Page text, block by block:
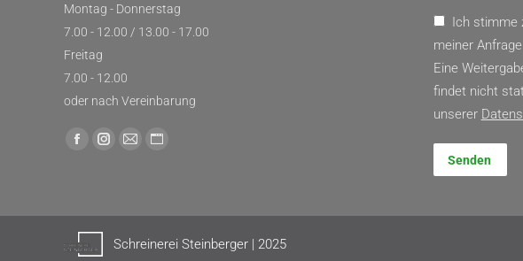
Montag - Donnerstag
7.00 - 12.00 / 13.00 - 17.00
Freitag
7.00 - 12.00
oder nach Vereinbarung
Finden Sie uns auf:
Facebook
in
new
Instagram
in
new
E-
opens
in
Website
in
new
Ich stimme
meiner
Eine
findet nicht
unserer
Senden
Schreinerei Steinberger | 2025